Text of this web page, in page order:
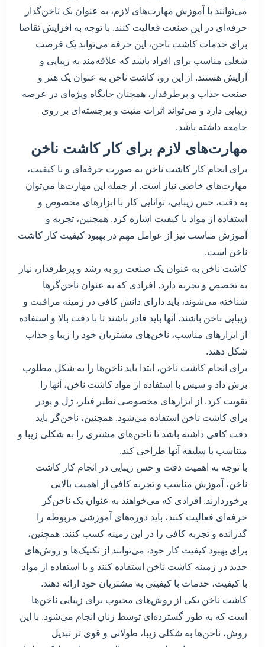
می‌توانند با آموزش مهارت‌های لازم، به عنوان یک ناخن‌گذار
حرفه‌ای در این صنعت فعالیت کنند. با توجه به افزایش تقاضا
برای خدمات کاشت ناخن، این حرفه می‌تواند یک فرصت
شغلی مناسب برای افراد باشد که علاقه‌مند به زیبایی و
آرایش هستند. از این رو، کاشت ناخن به عنوان یک هنر و
صنعت جذاب و پرطرفدار، همچنان جایگاه ویژه‌ای در عرصه
زیبایی دارد و می‌تواند اثرات مثبت و برجسته‌ای بر روی
جامعه داشته باشد.
مهارت‌های لازم برای کار کاشت ناخن
برای انجام کار کاشت ناخن به صورت حرفه‌ای و با کیفیت،
مهارت‌های خاصی نیاز است. از جمله این مهارت‌ها می‌توان
به دقت، حس زیبایی، توانایی کار با ابزارهای مخصوص و
استفاده از مواد با کیفیت اشاره کرد. همچنین، تجربه و
آموزش مناسب نیز از عوامل مهم در بهبود کیفیت کار کاشت
ناخن است.
کاشت ناخن به عنوان یک صنعت رو به رشد و پرطرفدار، نیاز
به تخصص و تجربه دارد. افرادی که به عنوان ناخن‌گرها
شناخته می‌شوند، باید دارای دانش کافی در زمینه مراقبت و
زیبایی ناخن باشند. آنها باید قادر باشند تا با دقت بالا و استفاده
از ابزارهای مناسب، ناخن‌های مشتریان خود را زیبا و جذاب
شکل دهند.
برای انجام کاشت ناخن، ابتدا باید ناخن‌ها را به شکل مطلوب
برش داد و سپس با استفاده از مواد کاشت ناخن، آنها را
تقویت کرد. از ابزارهای مخصوصی نظیر فیلر، ژل و پودر
برای کاشت ناخن استفاده می‌شود. همچنین، ناخن‌گر باید
دقت کافی داشته باشد تا ناخن‌های مشتری را به شکلی زیبا و
متناسب با سلیقه آنها طراحی کند.
با توجه به اهمیت دقت و حس زیبایی در انجام کار کاشت
ناخن، آموزش مناسب و تجربه کافی از اهمیت بالایی
برخوردارند. افرادی که می‌خواهند به عنوان یک ناخن‌گر
حرفه‌ای فعالیت کنند، باید دوره‌های آموزشی مربوطه را
گذرانده و تجربه کافی را در این زمینه کسب کنند. همچنین،
برای بهبود کیفیت کار خود، می‌توانند از تکنیک‌ها و روش‌های
جدید در زمینه کاشت ناخن استفاده کنند و با استفاده از مواد
با کیفیت، خدمات با کیفیتی به مشتریان خود ارائه دهند.
کاشت ناخن یکی از روش‌های محبوب برای زیبایی ناخن‌ها
است که به طور گسترده‌ای توسط زنان انجام می‌شود. با این
روش، ناخن‌ها به شکلی زیبا، طولانی و قوی تر تبدیل